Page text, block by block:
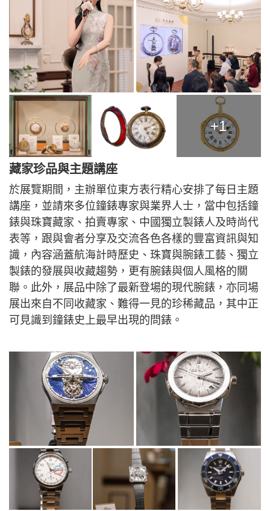
+1
藏家珍品與主題講座
於展覽期間，主辦單位東方表行精心安排了每日主題
講座，並請來多位鐘錶專家與業界人士，當中包括鐘
錶與珠寶藏家、拍賣專家、中國獨立製錶人及時尚代
表等，跟與會者分享及交流各色各樣的豐富資訊與知
識，內容涵蓋航海計時歷史、珠寶與腕錶工藝、獨立
製錶的發展與收藏趨勢，更有腕錶與個人風格的關
聯。此外，展品中除了最新登場的現代腕錶，亦同場
展出來自不同收藏家、難得一見的珍稀藏品，其中正
可見識到鐘錶史上最早出現的問錶。